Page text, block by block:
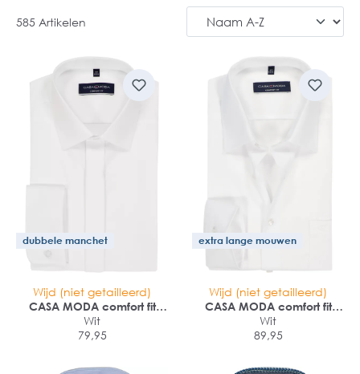
585 Artikelen
dubbele manchet
Wijd (niet getailleerd)
CASA MODA comfort fit
smoking overhemd
Wit
79,95
extra lange mouwen
Wijd (niet getailleerd)
CASA MODA comfort fit
overhemd
Wit
89,95